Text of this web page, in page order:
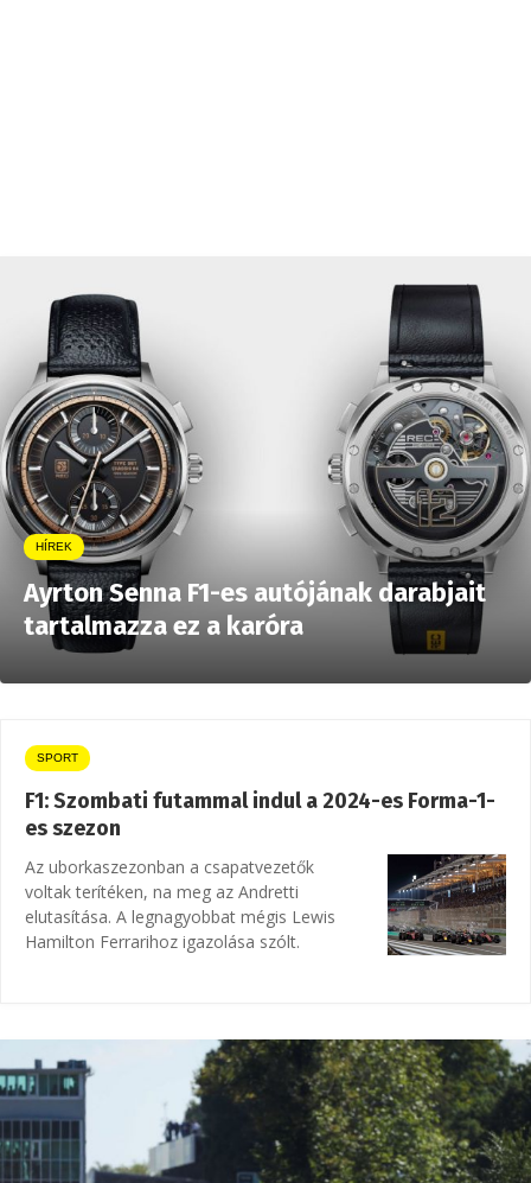
HÍREK
Ayrton Senna F1-es autójának darabjait
tartalmazza ez a karóra
SPORT
F1: Szombati futammal indul a 2024-es Forma-1-
es szezon
Az uborkaszezonban a csapatvezetők
voltak terítéken, na meg az Andretti
elutasítása. A legnagyobbat mégis Lewis
Hamilton Ferrarihoz igazolása szólt.